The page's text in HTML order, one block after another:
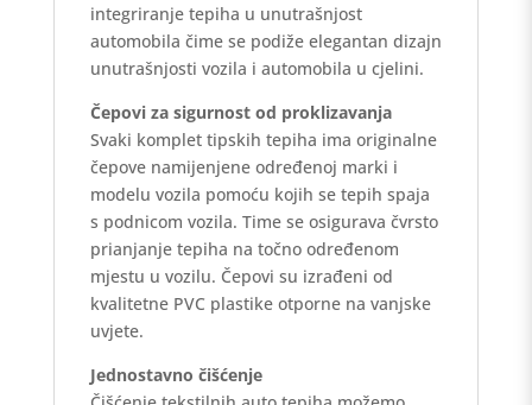
integriranje tepiha u unutrašnjost
automobila čime se podiže elegantan dizajn
unutrašnjosti vozila i automobila u cjelini.
Čepovi za sigurnost od proklizavanja
Svaki komplet tipskih tepiha ima originalne
čepove namijenjene određenoj marki i
modelu vozila pomoću kojih se tepih spaja
s podnicom vozila. Time se osigurava čvrsto
prianjanje tepiha na točno određenom
mjestu u vozilu. Čepovi su izrađeni od
kvalitetne PVC plastike otporne na vanjske
uvjete.
Jednostavno čišćenje